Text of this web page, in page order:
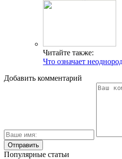
Читайте также:
Что означает
Добавить комментарий
Популярные статьи